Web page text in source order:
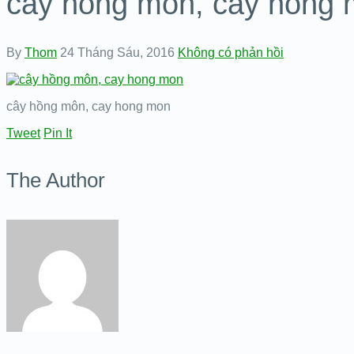
By Thom 24 Tháng Sáu, 2016 Không có phản hồi
cây hồng môn, cay hong mon
Tweet Pin It
The Author